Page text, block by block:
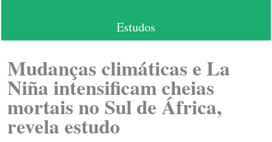
Estudos
Mudanças climáticas e La
Niña intensificam cheias
mortais no Sul de África,
revela estudo